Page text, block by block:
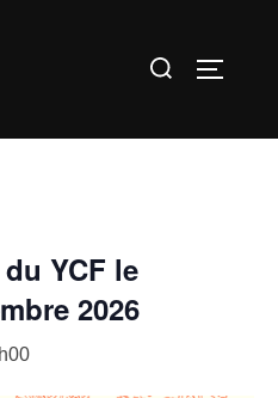
Rechercher :
YCF le
2026